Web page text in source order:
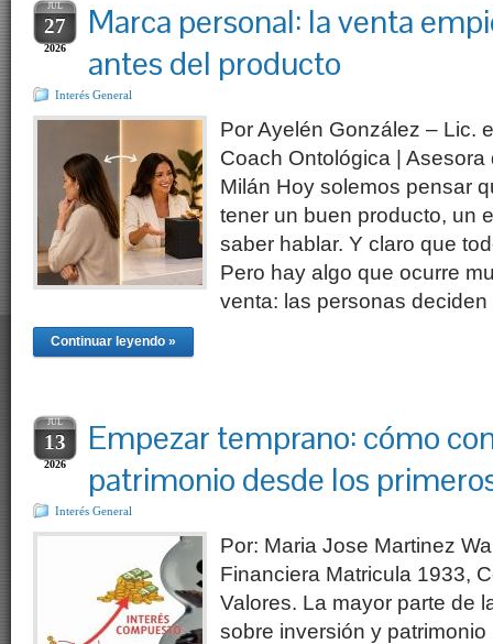
JUL
27
2026
Marca personal: la venta
antes del producto
Interés General
Por Ayelén González – Lic.
Coach Ontológica |
Milán Hoy solemos pensar
tener un buen producto, un
saber hablar. Y claro que
Pero hay algo que ocurre
venta: las personas
Continuar leyendo »
JUL
13
2026
Empezar temprano: cómo
patrimonio desde los
Interés General
Por: Maria Jose Martinez
Financiera Matricula 1933,
Valores. La mayor parte de
sobre inversión y